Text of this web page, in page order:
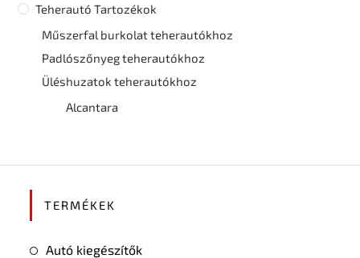
Teherautó Tartozékok
Műszerfal burkolat teherautókhoz
Padlószőnyeg teherautókhoz
Üléshuzatok teherautókhoz
Alcantara
TERMÉKEK
Autó kiegészítők